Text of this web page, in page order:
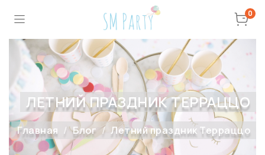
0
ЛЕТНИЙ ПРАЗДНИК ТЕРРАЦЦО
Главная Блог Летний праздник Терраццо